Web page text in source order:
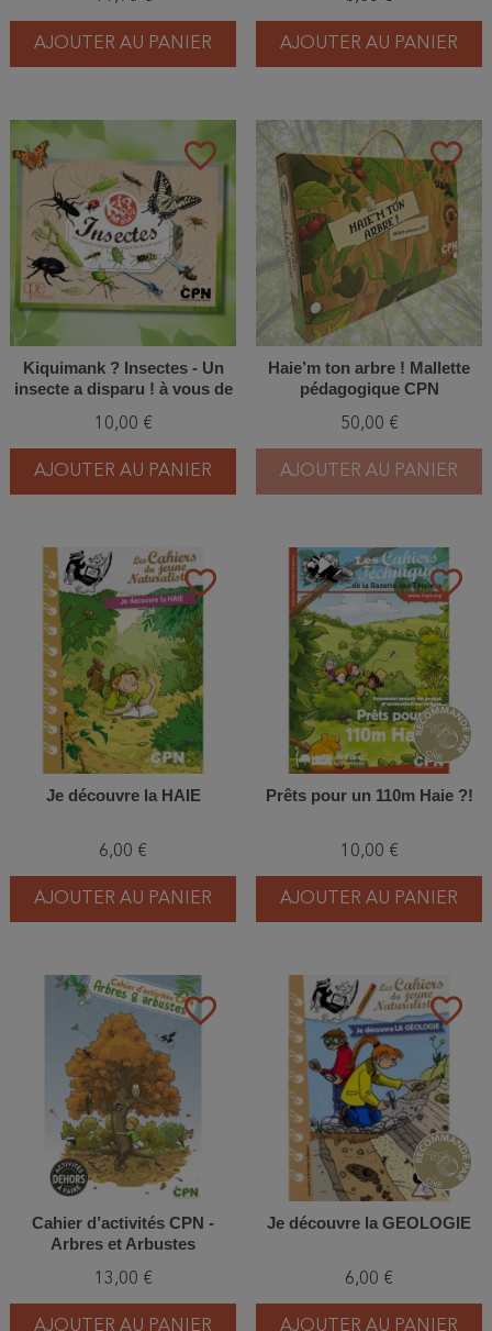
AJOUTER AU PANIER AJOUTER AU PANIER
favorite_border
Kiquimank ? Insectes - Un
insecte a disparu ! à vous de
10,00 €
AJOUTER AU PANIER
favorite_border
Haie’m ton arbre ! Mallette
pédagogique CPN
50,00 €
AJOUTER AU PANIER
favorite_border
Je découvre la HAIE
6,00 €
AJOUTER AU PANIER
favorite_border
Prêts pour un 110m Haie ?!
10,00 €
AJOUTER AU PANIER
favorite_border
Cahier d’activités CPN -
Arbres et Arbustes
13,00 €
AJOUTER AU PANIER
favorite_border
Je découvre la GEOLOGIE
6,00 €
AJOUTER AU PANIER